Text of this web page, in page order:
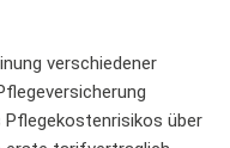
verschiedener
Pflegekostenrisikos über